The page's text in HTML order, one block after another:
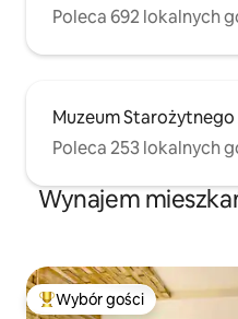
Poleca 692 lokalnych
Muzeum Starożytnego
Poleca 253 lokalnych
Wynajem
Najpopularniejsze z
Wybór gości